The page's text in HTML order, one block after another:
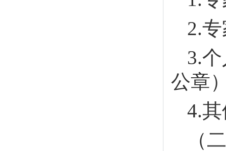
2.
3.
公章
4.
（